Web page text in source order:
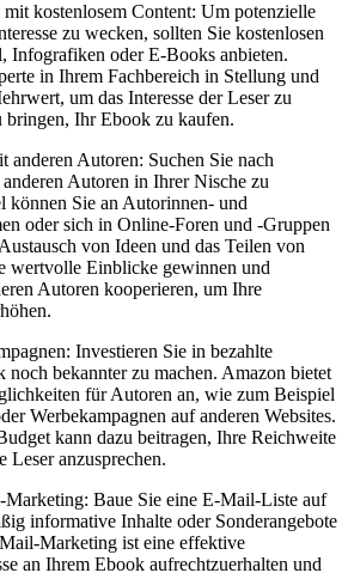
‌kostenlosem Content: Um potenzielle
zu wecken,‌ sollten Sie kostenlosen
Infografiken oder E-Books ⁤anbieten.‌
in Ihrem Fachbereich in Stellung und
um das ⁢Interesse der Leser⁣ zu
‍bringen, Ihr Ebook zu kaufen.
​anderen Autoren: Suchen Sie nach
Autoren in Ihrer⁣ Nische ⁣zu
können Sie an ⁣Autorinnen- und​
oder sich in Online-Foren und -Gruppen
von Ideen und das ⁣Teilen von
wertvolle Einblicke gewinnen und
Autoren kooperieren, um Ihre
Investieren Sie in⁣ bezahlte
bekannter zu‌ machen. Amazon ⁣bietet
für ⁢Autoren an, ‍wie zum Beispiel
Werbekampagnen auf anderen Websites.
kann dazu beitragen, Ihre Reichweite
Leser anzusprechen.
Baue ‌Sie eine E-Mail-Liste‌ auf⁢
informative Inhalte oder ‌Sonderangebote
Marketing ‍ist ​eine effektive
an Ihrem‌ Ebook aufrechtzuerhalten und‌